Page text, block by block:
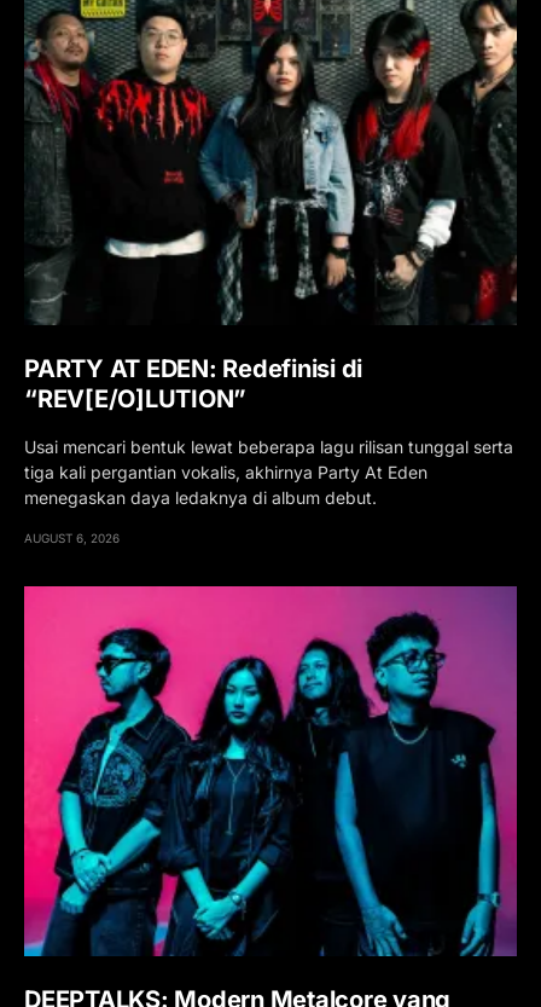
PARTY AT EDEN: Redefinisi di
“REV[E/O]LUTION”
Usai mencari bentuk lewat beberapa lagu rilisan tunggal serta
tiga kali pergantian vokalis, akhirnya Party At Eden
menegaskan daya ledaknya di album debut.
AUGUST 6, 2026
DEEPTALKS: Modern Metalcore yang